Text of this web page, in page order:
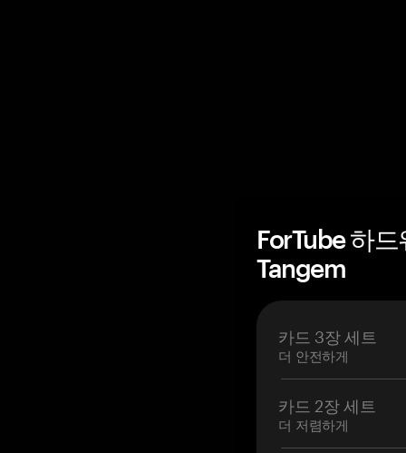
ForTube 하
Tangem
카드 3장 세트
더 안전하게
카드 2장 세트
더 저렴하게